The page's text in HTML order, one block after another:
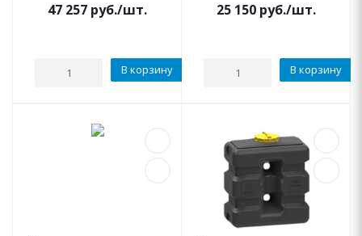
47 257 руб./шт.
В корзину
25 150 руб./шт.
В корзину